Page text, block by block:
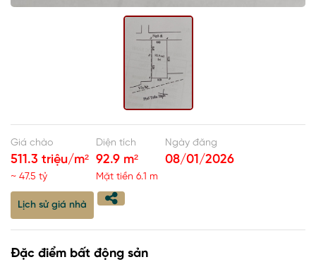
Giá chào
511.3 triệu/m²
~ 47.5 tỷ
Diện tích
92.9 m²
Mặt tiền 6.1 m
Ngày đăng
08/01/2026
Lịch sử giá nhà
Đặc điểm bất động sản